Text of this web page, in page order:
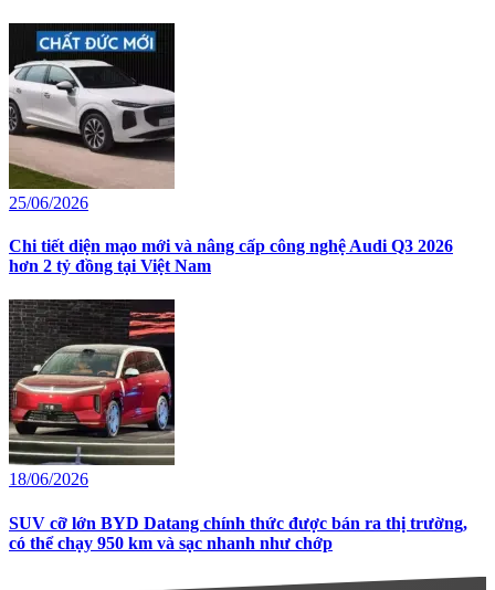
25/06/2026
Chi tiết diện mạo mới và nâng cấp công nghệ Audi Q3 2026
hơn 2 tỷ đồng tại Việt Nam
18/06/2026
SUV cỡ lớn BYD Datang chính thức được bán ra thị trường,
có thể chạy 950 km và sạc nhanh như chớp